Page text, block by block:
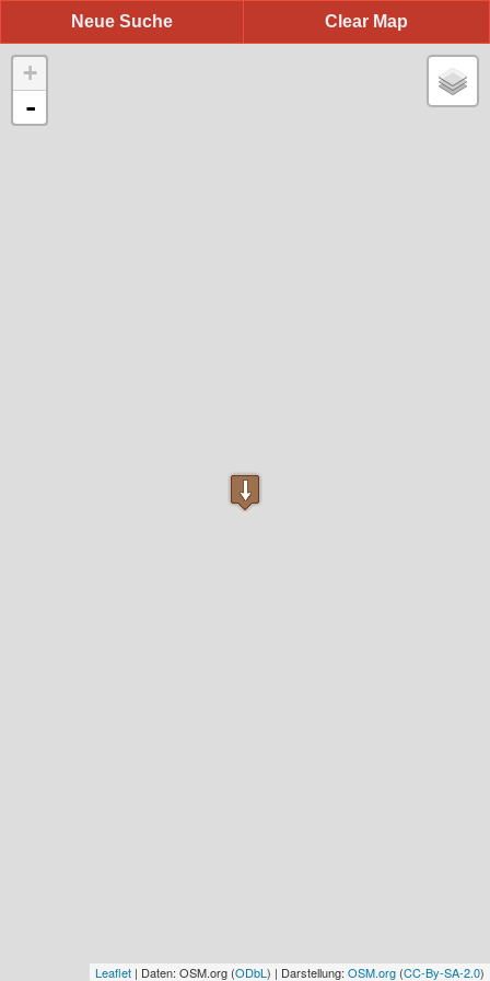
Clear Map
Neue Suche
+
-
Leaflet | Daten: OSM.org (ODbL ) | Darstellung: OSM.org (CC-By-SA-2.0)